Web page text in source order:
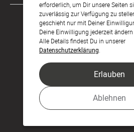
erforderlich, um Dir unsere Seiten
zuverlässig zur Verfügung zu
geschieht nur mit Deiner
Deine Einwilligung jederzeit
Alle Details findest Du in unserer
Datenschutzerklärung
Ablehnen
Erlauben
LLM's
Feier den